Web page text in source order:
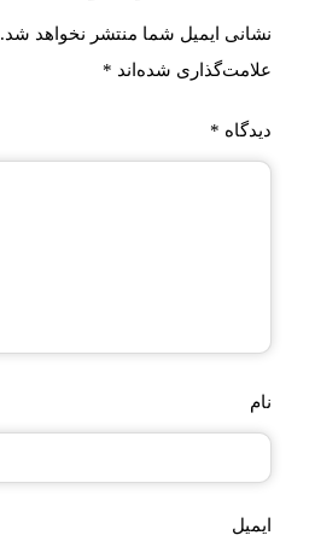
نشانی ایمیل شما منتشر نخواهد شد.
علامت‌گذاری شده‌اند *
دیدگاه *
نام
ایمیل